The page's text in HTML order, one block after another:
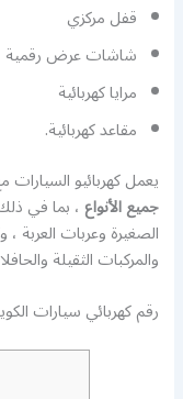
قفل مركزي
شاشات عرض رقمية
مرايا كهربائية
مقاعد كهربائية.
يعمل كهربائيو
جميع الأنواع ، بما في
الصغيرة وعربات العربة
والمركبات الثقيلة
رقم كهربائي سيارات